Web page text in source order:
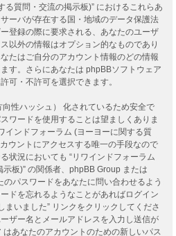
る質問・交流の掲示板)” におけるこれらあ
ーバが存在する国・地域のデータ保護法
登録の際に要求される、あなたのユーザ
以外の情報はオプション的なものであり
たはご自分のアカウント情報のどの情報
す。さらにあなたは phpBBソフトウェア
可・不許可を選択できます。
性ハッシュ） 化されているため安全で
ワードを使用することは望ましくありま
インドフォーラム (ヨーヨーに関する質
ウントにアクセスする唯一の手段なので
状況においても “リワインドフォーラム
板)” の関係者、phpBB Group または
パスワードをあなたに問い合わせるよう
ドを忘れるようなことがあればログイン
まいました” リンクをクリックしてくださ
ザー名とメールアドレスを入力し送信が
あなたのアカウントのための新しいパス